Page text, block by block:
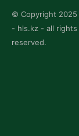
© Copyright 2025
- hls.kz - all rights
reserved.